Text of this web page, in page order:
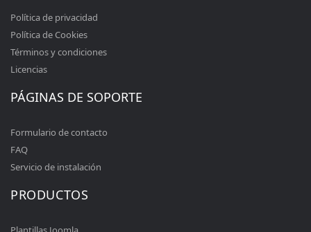
Política de privacidad
Política de Cookies
Términos y condiciones
Licencias
PÁGINAS DE SOPORTE
Formulario de contacto
FAQ
Servicio de instalación
PRODUCTOS